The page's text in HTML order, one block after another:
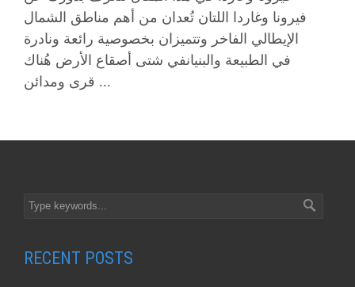
فيرونا وغاردا اللتان تُعدان من أهم مناطق الشمال
الإيطالي الفاخر وتتميزان بخصوصية رائعة ونادرة
في الطبيعة والبنيانفي شتى أصقاع الأرض هُناك
قرى ومدائن ...
RECENT POSTS